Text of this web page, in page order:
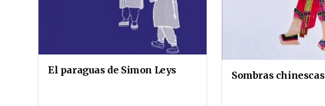
El paraguas de Simon Leys Sombras chinescas